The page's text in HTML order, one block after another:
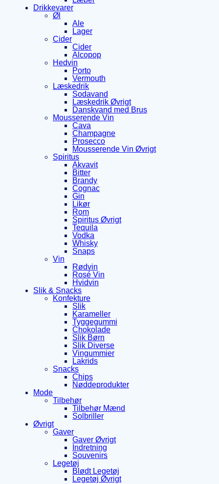
Drikkevarer
Øl
Ale
Lager
Cider
Cider
Alcopop
Hedvin
Porto
Vermouth
Læskedrik
Sodavand
Læskedrik Øvrigt
Danskvand med Brus
Mousserende Vin
Cava
Champagne
Prosecco
Mousserende Vin Øvrigt
Spiritus
Akvavit
Bitter
Brandy
Cognac
Gin
Likør
Rom
Spiritus Øvrigt
Tequila
Vodka
Whisky
Snaps
Vin
Rødvin
Rosé Vin
Hvidvin
Slik & Snacks
Konfekture
Slik
Karameller
Tyggegummi
Chokolade
Slik Børn
Slik Diverse
Vingummier
Lakrids
Snacks
Chips
Nøddeprodukter
Mode
Tilbehør
Tilbehør Mænd
Solbriller
Øvrigt
Gaver
Gaver Øvrigt
Indretning
Souvenirs
Legetøj
Blødt Legetøj
Legetøj Øvrigt